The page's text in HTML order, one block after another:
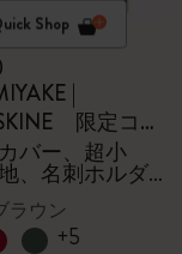
Shop
|
限定コレ
バー、超小
、名刺ホルダ
き
ラウン
+5